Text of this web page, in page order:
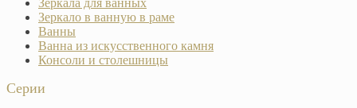
Зеркало в ванную в раме
Ванны
Ванна из искусственного камня
Консоли и столешницы
Серии